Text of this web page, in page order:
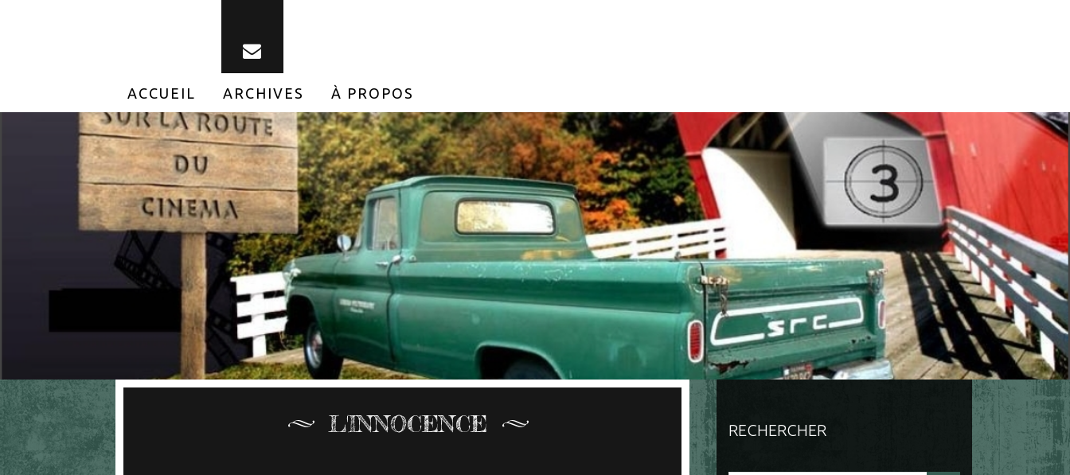
ACCUEIL ARCHIVES À PROPOS
L'INNOCENCE RECHERCHER